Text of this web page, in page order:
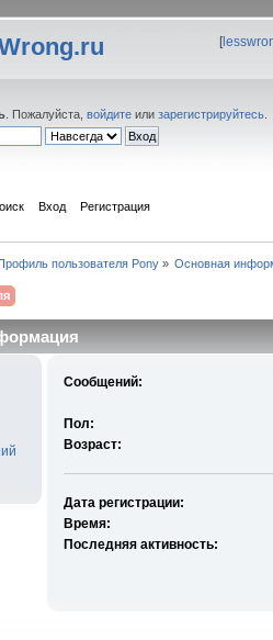
[
. Пожалуйста, войдите или зарегистрируйтесь
Вход Регистрация
пользователя Pony» Основная
Сообщений:
Пол:
Возраст:
Дата регистрации:
Время:
Последняя активность: